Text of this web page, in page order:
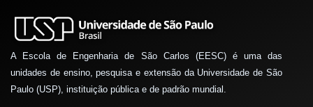
A Escola de Engenharia de São Carlos (EESC) é uma das
unidades de ensino, pesquisa e extensão da Universidade de São
Paulo (USP), instituição pública e de padrão mundial.